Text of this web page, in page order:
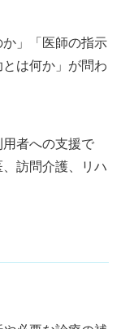
」「医師の指示
は何か」が問わ
者への支援で
訪問介護、リハ